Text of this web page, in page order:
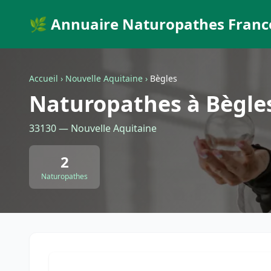
🌿 Annuaire Naturopathes
Accueil › Nouvelle Aquitaine › Bègles
Naturopathes à
33130 — Nouvelle Aquitaine
2
Naturopathes